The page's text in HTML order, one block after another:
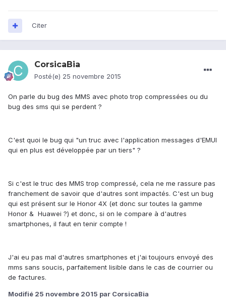
Citer
CorsicaBia
Posté(e) 25 novembre 2015
On parle du bug des MMS avec photo trop compressées ou du
bug des sms qui se perdent ?
C'est quoi le bug qui "un truc avec l'application messages d'EMUI
qui en plus est développée par un tiers" ?
Si c'est le truc des MMS trop compressé, cela ne me rassure pas
franchement de savoir que d'autres sont impactés. C'est un bug
qui est présent sur le Honor 4X (et donc sur toutes la gamme
Honor & Huawei ?) et donc, si on le compare à d'autres
smartphones, il faut en tenir compte !
J'ai eu pas mal d'autres smartphones et j'ai toujours envoyé des
mms sans soucis, parfaitement lisible dans le cas de courrier ou
de factures.
Modifié 25 novembre 2015 par CorsicaBia